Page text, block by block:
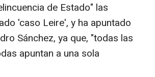
de Estado" las
'caso Leire', y ha apuntado
Sánchez, ya que, "todas las
apuntan a una sola